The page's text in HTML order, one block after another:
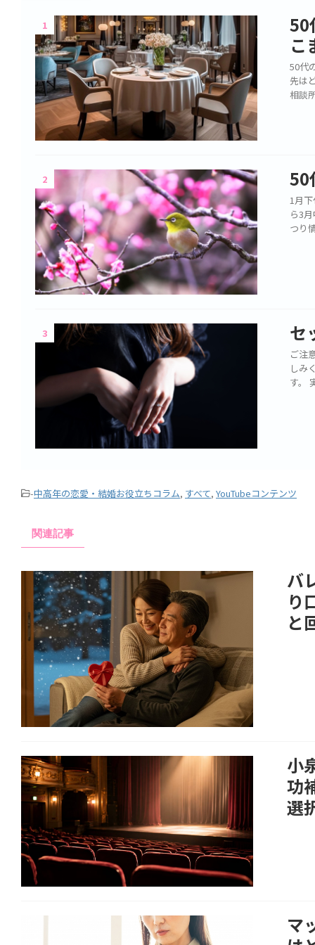
1
50
こ
50代
先は
相談
2 50
1月
ら3
つり
3 セ
ご注
しみ
す。
-中高年の恋愛・結婚お役立ちコラム, すべて, YouTubeコンテンツ
関連記事
バ
り
と
小
功
選
マ